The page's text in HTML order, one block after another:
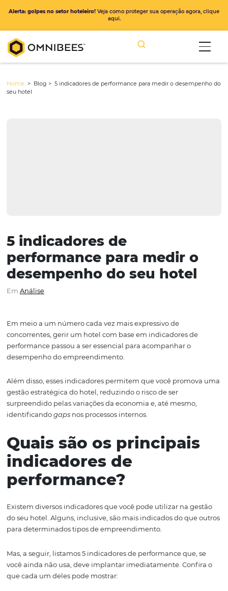
5 indicadores de
desempenho do seu
Em
Em meio a um número cada vez mais expressivo de
concorrentes, gerir um hotel com base em indicadores
performance passou a ser essencial para acompanhar o
desempenho do empreendimento.
Além disso, esses indicadores permitem que você
gestão estratégica do hotel, reduzindo o risco de ser
surpreendido pelas variações da economia e, até
identificandogapsnos processos internos.
Quais são os
performance?
Alerta: golpes no setor hoteleiro!Veja como proteger sua operação